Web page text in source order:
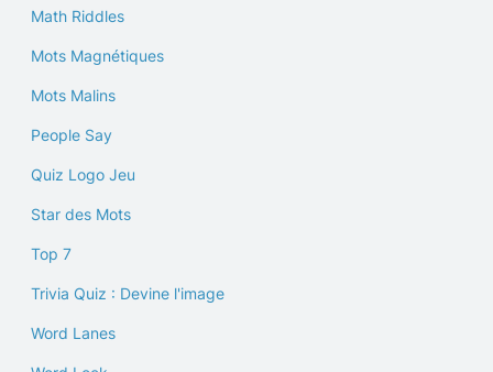
Math Riddles
Mots Magnétiques
Mots Malins
People Say
Quiz Logo Jeu
Star des Mots
Top 7
Trivia Quiz : Devine l'image
Word Lanes